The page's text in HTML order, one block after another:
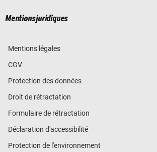
Mentions juridiques
Mentions légales
CGV
Protection des données
Droit de rétractation
Formulaire de rétractation
Déclaration d'accessibilité
Protection de l'environnement